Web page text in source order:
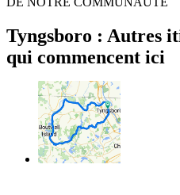
Tyngsboro : Autres
qui commencent ici